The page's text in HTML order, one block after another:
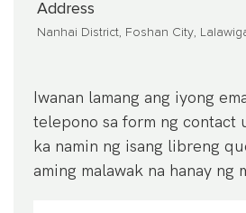
Address
Nanhai District, Foshan City,
Iwanan lamang ang iyong
telepono sa form ng contact
ka namin ng isang libreng
aming malawak na hanay ng